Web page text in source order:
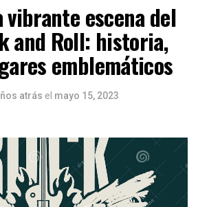
vibrante escena del
and Roll: historia,
emblemáticos
atrás el mayo 15, 2023